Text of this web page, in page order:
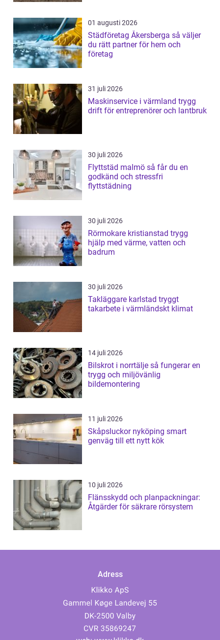
01 augusti 2026
Städföretag Åkersberga så väljer
du rätt partner för hem och
företag
31 juli 2026
Maskinservice i värmland trygg
drift för entreprenörer och lantbruk
30 juli 2026
Flyttstäd malmö så får du en
godkänd och stressfri
flyttstädning
30 juli 2026
Rörmokare kristianstad trygg
hjälp med värme, vatten och
badrum
30 juli 2026
Takläggare karlstad tryggt
takarbete i värmländskt klimat
14 juli 2026
Bilskrot i norrtälje så fungerar en
trygg och miljövänlig
bildemontering
11 juli 2026
Skåpsluckor nyköping smart
genväg till ett nytt kök
10 juli 2026
Flänsskydd och planpackningar:
Åtgärder för säkrare rörsystem
Adress